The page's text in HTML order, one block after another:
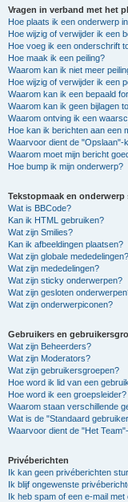
Vragen in verband met het
Hoe plaats ik een onderwerp
Hoe wijzig of verwijder ik een
Hoe voeg ik een onderschrift
Hoe maak ik een peiling?
Waarom kan ik niet meer
Hoe wijzig of verwijder ik een
Waarom kan ik een bepaald
Waarom kan ik geen bijlagen
Waarom ontving ik een
Hoe kan ik berichten aan een
Waarvoor dient de "Opslaan"-
Waarom moet mijn bericht
Hoe bump ik mijn onderwerp?
Tekstopmaak en onderwerp
Wat is BBCode?
Kan ik HTML gebruiken?
Wat zijn Smilies?
Kan ik afbeeldingen plaatsen?
Wat zijn globale mededelingen?
Wat zijn mededelingen?
Wat zijn sticky onderwerpen?
Wat zijn gesloten
Wat zijn onderwerpiconen?
Gebruikers en
Wat zijn Beheerders?
Wat zijn Moderators?
Wat zijn gebruikersgroepen?
Hoe word ik lid van een
Hoe word ik een groepsleider?
Waarom staan verschillende
Wat is de "Standaard
Waarvoor dient de "Het
Privéberichten
Ik kan geen privéberichten
Ik blijf ongewenste
Ik heb spam of een e-mail